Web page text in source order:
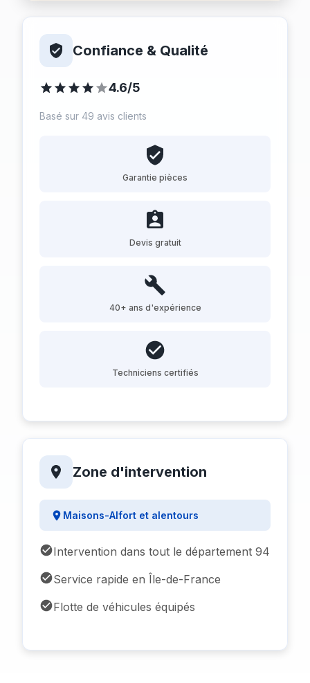
Confiance & Qualité
4.6/5
Basé sur 49 avis clients
Garantie pièces
Devis gratuit
40+ ans d'expérience
Techniciens certifiés
Zone d'intervention
Maisons-Alfort et alentours
Intervention dans tout le département 94
Service rapide en Île-de-France
Flotte de véhicules équipés